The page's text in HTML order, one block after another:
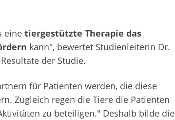
eine tiergestützte Therapie das
kann", bewertet Studienleiterin Dr.
der Studie.
für Patienten werden, die diese
Zugleich regen die Tiere die Patienten
zu beteiligen." Deshalb bilde die